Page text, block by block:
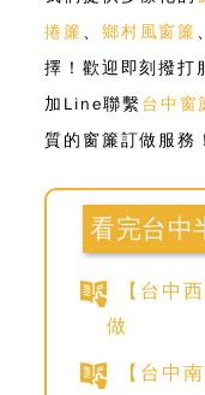
捲簾 、 鄉村風窗簾 、
擇！歡迎即刻撥打
加Line聯繫台中窗
質的窗簾訂做服務！
看完台中
【台中
做
【台中